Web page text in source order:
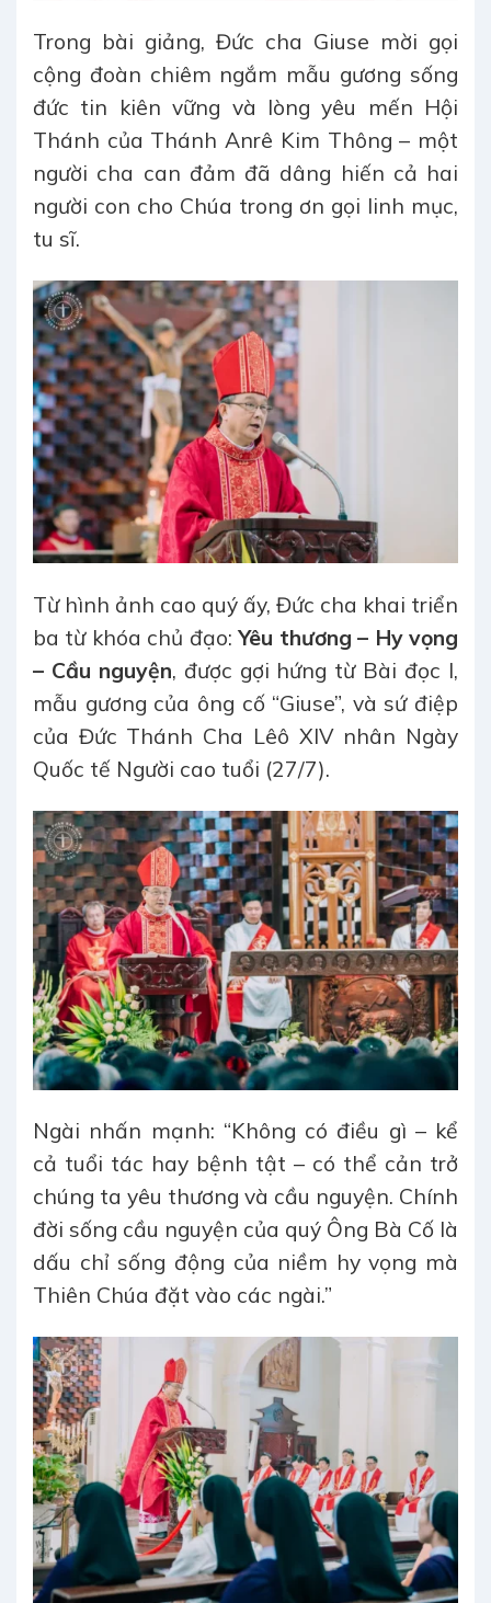
Trong bài giảng, Đức cha Giuse mời gọi
cộng đoàn chiêm ngắm mẫu gương sống
đức tin kiên vững và lòng yêu mến Hội
Thánh của Thánh Anrê Kim Thông – một
người cha can đảm đã dâng hiến cả hai
người con cho Chúa trong ơn gọi linh mục,
tu sĩ.
Từ hình ảnh cao quý ấy, Đức cha khai triển
ba từ khóa chủ đạo:Yêu thương – Hy vọng
– Cầu nguyện, được gợi hứng từ Bài đọc I,
mẫu gương của ông cố “Giuse”, và sứ điệp
của Đức Thánh Cha Lêô XIV nhân Ngày
Quốc tế Người cao tuổi (27/7).
Ngài nhấn mạnh: “Không có điều gì – kể
cả tuổi tác hay bệnh tật – có thể cản trở
chúng ta yêu thương và cầu nguyện. Chính
đời sống cầu nguyện của quý Ông Bà Cố là
dấu chỉ sống động của niềm hy vọng mà
Thiên Chúa đặt vào các ngài.”